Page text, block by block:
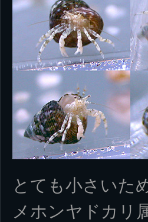
とても小さいた
メホンヤドカリ